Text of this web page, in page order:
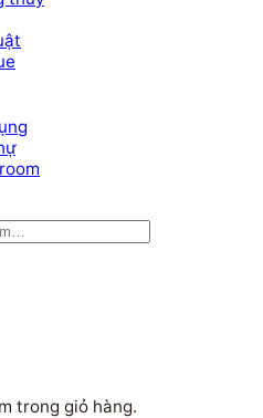
trong giỏ hàng.